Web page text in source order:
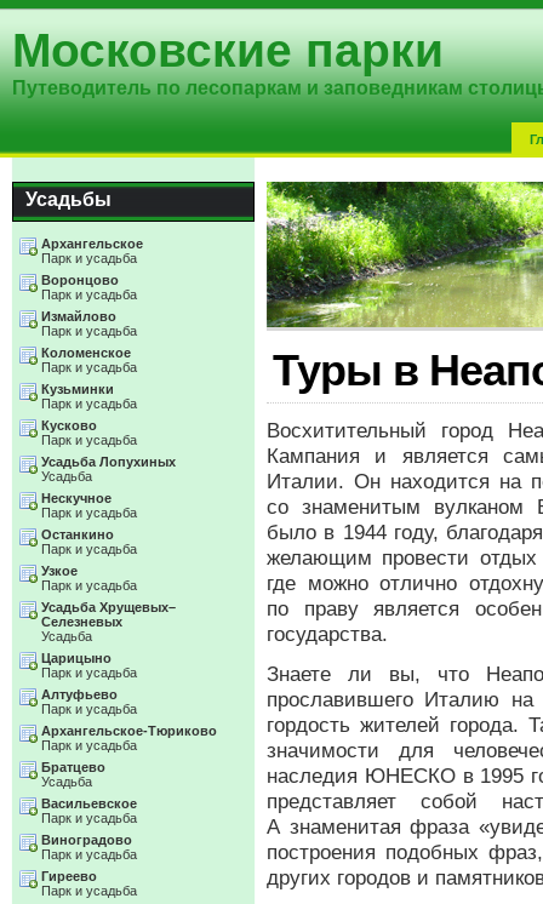
Московские парки
Путеводитель по лесопаркам и заповедникам
Туры в
Восхитительный город
Кампания и является
Италии. Он находится на
со знаменитым вулканом
было в 1944 году,
желающим провести
где можно отлично
по праву является
государства.
Знаете ли вы, что
прославившего Италию
гордость жителей города.
значимости для
наследия ЮНЕСКО в 1995
представляет собой
А знаменитая фраза
построения подобных
других городов и
Усадьбы
Архангельское
Парк и усадьба
Воронцово
Парк и усадьба
Измайлово
Парк и усадьба
Коломенское
Парк и усадьба
Кузьминки
Парк и усадьба
Кусково
Парк и усадьба
Усадьба Лопухиных
Усадьба
Нескучное
Парк и усадьба
Останкино
Парк и усадьба
Узкое
Парк и усадьба
Усадьба Хрущевых–
Селезневых
Усадьба
Царицыно
Парк и усадьба
Алтуфьево
Парк и усадьба
Архангельское-Тюриково
Парк и усадьба
Братцево
Усадьба
Васильевское
Парк и усадьба
Виноградово
Парк и усадьба
Гиреево
Парк и усадьба